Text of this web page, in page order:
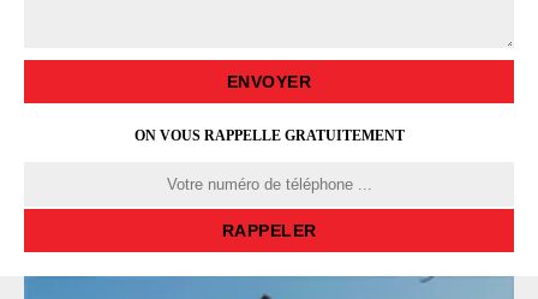
ON VOUS RAPPELLE GRATUITEMENT